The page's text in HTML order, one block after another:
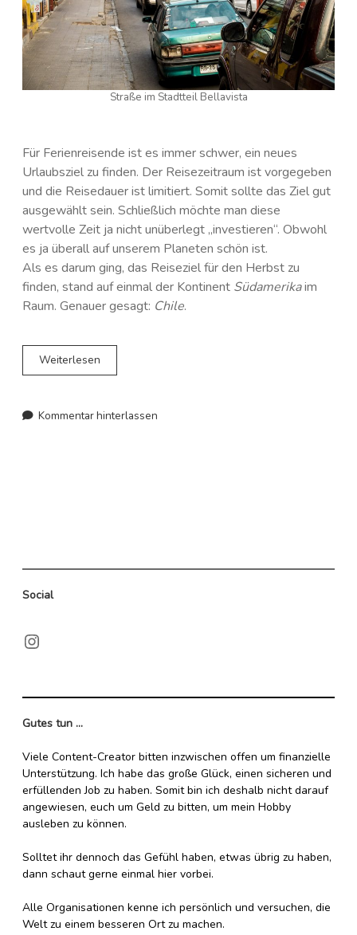
Straße im Stadtteil Bellavista
Für Ferienreisende ist es immer schwer, ein neues
Urlaubsziel zu finden. Der Reisezeitraum ist vorgegeben
und die Reisedauer ist limitiert. Somit sollte das Ziel gut
ausgewählt sein. Schließlich möchte man diese
wertvolle Zeit ja nicht unüberlegt „investieren“. Obwohl
es ja überall auf unserem Planeten schön ist.
Als es darum ging, das Reiseziel für den Herbst zu
finden, stand auf einmal der Kontinent Südamerikaim
Raum. Genauer gesagt: Chile.
Weiterlesen
Südamerika-
Chile
Kommentar hinterlassen
Social
Instagram
Gutes tun ...
Viele Content-Creator bitten inzwischen offen um finanzielle
Unterstützung. Ich habe das große Glück, einen sicheren und
erfüllenden Job zu haben. Somit bin ich deshalb nicht darauf
angewiesen, euch um Geld zu bitten, um mein Hobby
ausleben zu können.
Solltet ihr dennoch das Gefühl haben, etwas übrig zu haben,
dann schaut gerne einmal hier vorbei.
Alle Organisationen kenne ich persönlich und versuchen, die
Welt zu einem besseren Ort zu machen.